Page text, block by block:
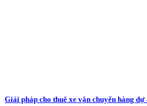
Giải pháp cho thuê xe vận chuyển hàng